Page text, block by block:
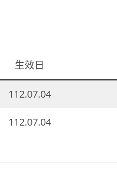
生效日
112.07.04
112.07.04